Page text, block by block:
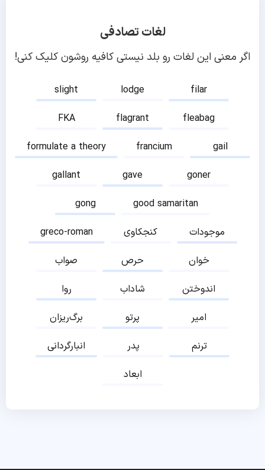
لغات تصادفی
اگر معنی این لغات رو بلد نیستی کافیه روشون کلیک کنی!
slight lodge
filar
FKA
flagrant
fleabag
formulate a theory
francium
gail
gallant
gave
goner
gong
good samaritan
greco-roman
کنجکاوی
موجودات
صواب
حرص
خوان
روا
شاداب
اندوختن
برگ‌ریزان
پرتو
امیر
انبارگردانی
پدر
ترنم
ابعاد